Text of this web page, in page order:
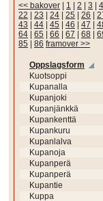
<< bakover 1 2 3 4
22
23 24 25 26
43
44 45 46 47
64
65 66 67 68
85
86 framover >>
Oppslagsform
Kuotsoppi
Kupanalla
Kupanjoki
Kupanjänkkä
Kupankenttä
Kupankuru
Kupanlalva
Kupanoja
Kupanperä
Kupanperä
Kupantie
Kuppa